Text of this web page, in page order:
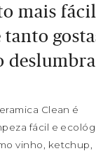
mais
Clean é
fácil e
vinho, ketchup,